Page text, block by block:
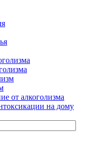
от алкоголизма
на дому